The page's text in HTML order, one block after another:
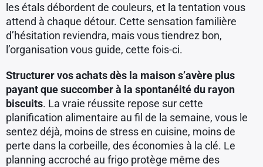
les étals débordent de couleurs, et la tentation vous
attend à chaque détour. Cette sensation familière
d’hésitation reviendra, mais vous tiendrez bon,
l’organisation vous guide, cette fois-ci.
Structurer vos achats dès la maison s’avère plus
payant que succomber à la spontanéité du rayon
biscuits. La vraie réussite repose sur cette
planification alimentaire au fil de la semaine, vous le
sentez déjà, moins de stress en cuisine, moins de
perte dans la corbeille, des économies à la clé. Le
planning accroché au frigo protège même des